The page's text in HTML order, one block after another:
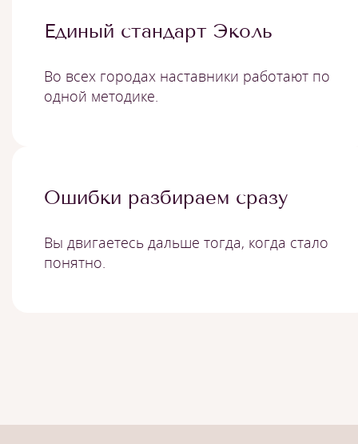
Единый стандарт Эколь
Во всех городах наставники работают по
одной методике.
Ошибки разбираем сразу
Вы двигаетесь дальше тогда, когда стало
понятно.